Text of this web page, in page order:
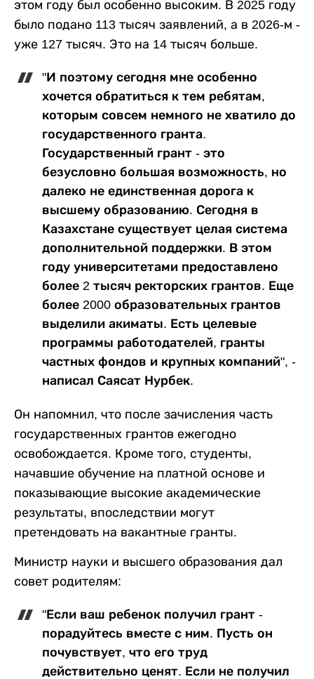
этом году был особенно высоким. В 2025 году
было подано 113 тысяч заявлений, а в 2026-м -
уже 127 тысяч. Это на 14 тысяч больше.
"И поэтому сегодня мне особенно
хочется обратиться к тем ребятам,
которым совсем немного не хватило до
государственного гранта.
Государственный грант - это
безусловно большая возможность, но
далеко не единственная дорога к
высшему образованию. Сегодня в
Казахстане существует целая система
дополнительной поддержки. В этом
году университетами предоставлено
более 2 тысяч ректорских грантов. Еще
более 2000 образовательных грантов
выделили акиматы. Есть целевые
программы работодателей, гранты
частных фондов и крупных компаний", -
написал Саясат Нурбек.
Он напомнил, что после зачисления часть
государственных грантов ежегодно
освобождается. Кроме того, студенты,
начавшие обучение на платной основе и
показывающие высокие академические
результаты, впоследствии могут
претендовать на вакантные гранты.
Министр науки и высшего образования дал
совет родителям:
"Если ваш ребенок получил грант -
порадуйтесь вместе с ним. Пусть он
почувствует, что его труд
действительно ценят. Если не получил